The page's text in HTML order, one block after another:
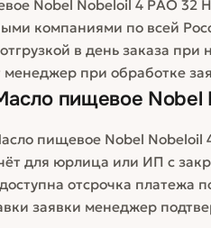
Nobel Nobeloil 4 PAO 32
компаниями по всей
в день заказа
менеджер при обработке
пищевое Nobel
пищевое Nobel Nobeloil
для юрлица или ИП с
отсрочка платежа
заявки менеджер